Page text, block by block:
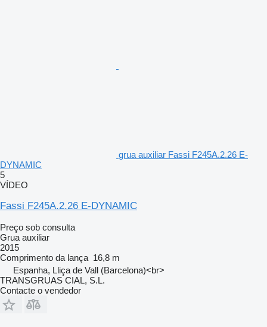
grua auxiliar Fassi F245A.2.26 E-
DYNAMIC
5
VÍDEO
Fassi F245A.2.26 E-DYNAMIC
Preço sob consulta
Grua auxiliar
2015
Comprimento da lança 16,8 m
Espanha, Lliça de Vall (Barcelona)<br>
TRANSGRUAS CIAL, S.L.
Contacte o vendedor